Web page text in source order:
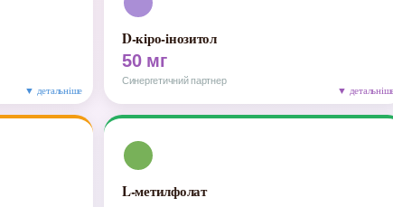
▼ детальніше
D-кіро-інозитол
50 мг
Синергетичний партнер
▼
L-метилфолат